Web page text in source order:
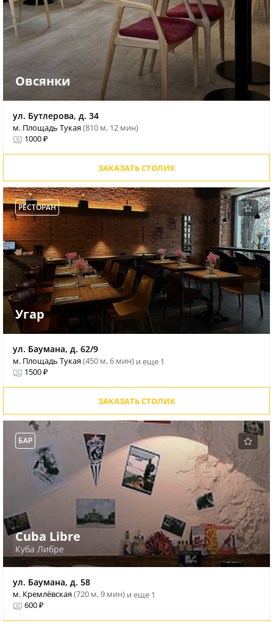
Овсянки
ул. Бутлерова, д. 34
м. Площадь Тукая(810 м, 12 мин)
1000 ₽
ЗАКАЗАТЬ СТОЛИК
РЕСТОРАН
Угар
ул. Баумана, д. 62/9
м. Площадь Тукая(450 м, 6 мин) и еще 1
1500 ₽
ЗАКАЗАТЬ СТОЛИК
БАР
Cuba Libre
Куба Либре
ул. Баумана, д. 58
м. Кремлёвская(720 м, 9 мин) и еще 1
600 ₽